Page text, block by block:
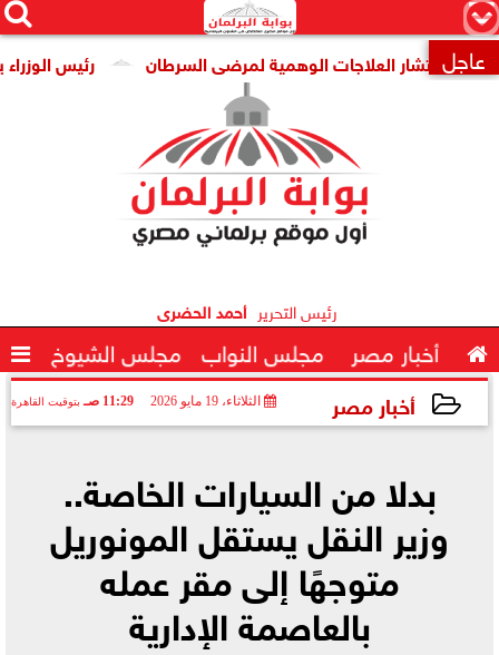
×


 عاجل رئيس الوزراء العلاجات الوهمية لمرضى السرطان
رئيس التحرير أحمد الحضرى
 أخبار مصر مجلس النواب مجلس الشيوخ 
أخبار مصر الثلاثاء، 19 مايو 2026 11:29 صـ بتوقيت القاهرة
بدلا من السيارات الخاصة..
وزير النقل يستقل المونوريل
متوجهًا إلى مقر عمله
بالعاصمة الإدارية